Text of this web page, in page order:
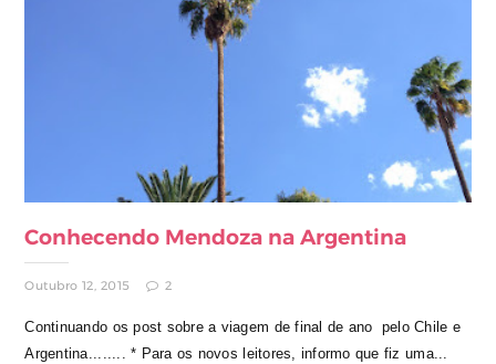
Conhecendo Mendoza na Argentina
Outubro 12, 2015 2
Continuando os post sobre a viagem de final de ano pelo Chile e
Argentina........ * Para os novos leitores, informo que fiz uma...